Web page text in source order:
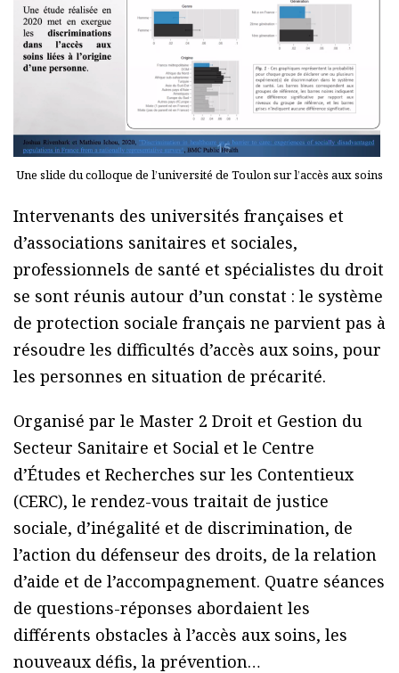
Une slide du colloque de l’université de Toulon sur l’accès aux soins
Intervenants des universités françaises et
d’associations sanitaires et sociales,
professionnels de santé et spécialistes du droit
se sont réunis autour d’un constat : le système
de protection sociale français ne parvient pas à
résoudre les difficultés d’accès aux soins, pour
les personnes en situation de précarité.
Organisé par le Master 2 Droit et Gestion du
Secteur Sanitaire et Social et le Centre
d’Études et Recherches sur les Contentieux
(CERC), le rendez-vous traitait de justice
sociale, d’inégalité et de discrimination, de
l’action du défenseur des droits, de la relation
d’aide et de l’accompagnement. Quatre séances
de questions-réponses abordaient les
différents obstacles à l’accès aux soins, les
nouveaux défis, la prévention…